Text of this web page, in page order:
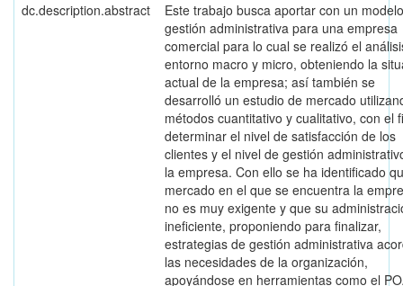
dc.description.abstract
Este trabajo busca aportar con un
gestión administrativa para una empresa
comercial para lo cual se realizó el
entorno macro y micro, obteniendo la
actual de la empresa; así también se
desarrolló un estudio de mercado
métodos cuantitativo y cualitativo, con el
determinar el nivel de satisfacción de los
clientes y el nivel de gestión
la empresa. Con ello se ha identificado
mercado en el que se encuentra la
no es muy exigente y que su
ineficiente, proponiendo para finalizar,
estrategias de gestión administrativa
las necesidades de la organización,
apoyándose en herramientas como el